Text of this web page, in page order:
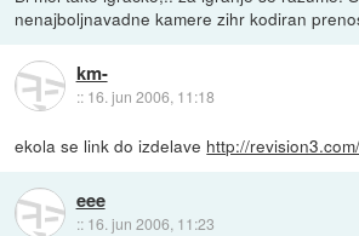
nenajboljnavadne kamere zihr kodiran
km-
:: 16. jun 2006, 11:18
ekola se link do izdelave http://
eee
:: 16. jun 2006, 11:23